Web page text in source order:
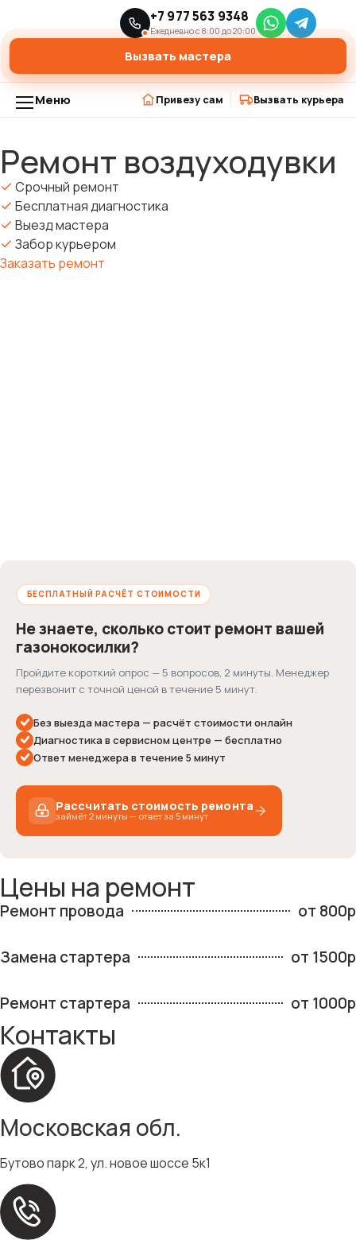
Ремонт садовой техники › Ремонт воздуходувки
+7 977 563 9348
Ежедневно с 8:00 до 20:00
Вызвать мастера
Меню Привезу сам Вызвать курьера
Перейти
к
содержимому
Ремонт воздуходувки
Срочный ремонт
Бесплатная диагностика
Выезд мастера
Забор курьером
Заказать ремонт
БЕСПЛАТНЫЙ РАСЧЁТ СТОИМОСТИ
Не знаете, сколько стоит ремонт вашей
газонокосилки?
Пройдите короткий опрос — 5 вопросов, 2 минуты. Менеджер
перезвонит с точной ценой в течение 5 минут.
Без выезда мастера — расчёт стоимости онлайн
Диагностика в сервисном центре — бесплатно
Ответ менеджера в течение 5 минут
Рассчитать стоимость ремонта
займёт 2 минуты — ответ за 5 минут
Какую технику нужно отремонтировать?
Минитрактор / Райдер
Самоходная газонокосилка
Ручная газонокосилка
Робот-газонокосилка
Цены на ремонт
Ремонт провода от 800р
Замена стартера от 1500р
Ремонт стартера от 1000р
Контакты
Московская обл.
Бутово парк 2, ул. новое шоссе 5к1